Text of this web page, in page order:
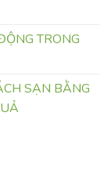
TRONG
SẠN BẰNG